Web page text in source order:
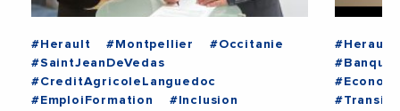
#Herault #Montpellier
#Occitanie
#SaintJeanDeVedas
#CreditAgricoleLanguedoc
#EmploiFormation
#Inclusion
#Herault
#Banque